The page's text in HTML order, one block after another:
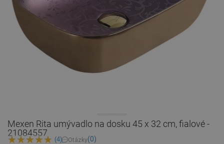
Mexen Rita umývadlo na dosku 45 x 32 cm, fialové -
21084557
(4) Otázky(0)